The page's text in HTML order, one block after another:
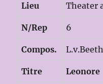
Lieu Theater
N/Rep 6
Compos.
Titre Leonore